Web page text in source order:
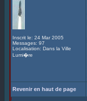
Inscrit le: 24 Mar 2005
Messages: 97
Localisation: Dans la Ville
Lumi�re
Revenir en haut de page